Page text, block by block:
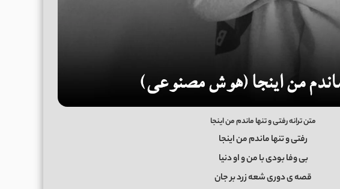
متن ترانه رفتی و تنها ماندم من اینجا
رفتی و تنها ماندم من اینجا
بی وفا بودی با من و او دنیا
قصه ی دوری شعه زرد بر جان